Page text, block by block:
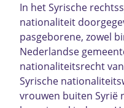
In het Syrische
nationaliteit
pasgeborene, zowel
Nederlandse
nationaliteitsrecht
Syrische
vrouwen buiten Syrië